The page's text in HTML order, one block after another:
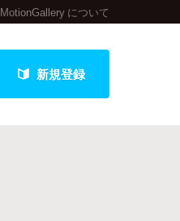
MotionGallery について
新規登録